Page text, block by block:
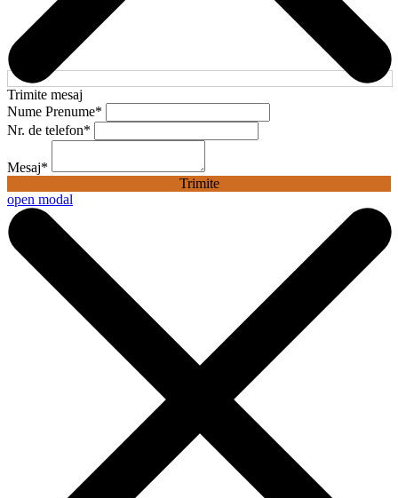
Trimite mesaj
Nume Prenume*
Nr. de telefon*
Mesaj*
Trimite
open modal